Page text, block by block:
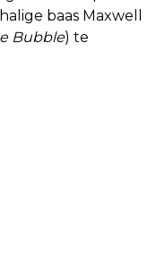
baas Maxwell
Bubble) te